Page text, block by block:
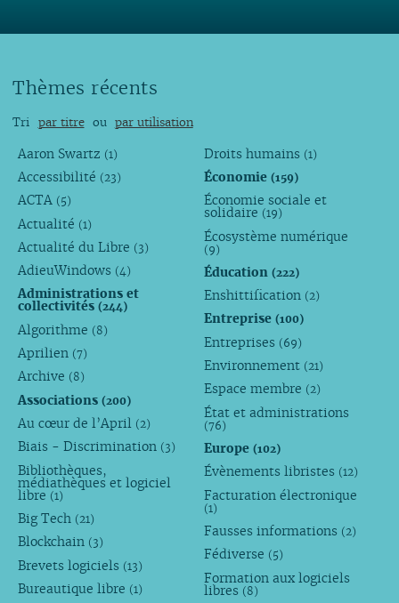
Thèmes récents
Tri par titre ou par utilisation
Aaron Swartz (1)
Accessibilité (23)
ACTA (5)
Actualité (1)
Actualité du Libre (3)
AdieuWindows (4)
Administrations et
collectivités (244)
Algorithme (8)
Aprilien (7)
Archive (8)
Associations (200)
Au cœur de l’April (2)
Biais - Discrimination (3)
Bibliothèques,
médiathèques et logiciel
libre (1)
Big Tech (21)
Blockchain (3)
Brevets logiciels (13)
Bureautique libre (1)
Droits humains (1)
Économie(159)
Économie sociale et
solidaire (19)
Écosystème numérique
(9)
Éducation(222)
Enshittification (2)
Entreprise(100)
Entreprises (69)
Environnement (21)
Espace membre (2)
État et administrations
(76)
Europe(102)
Évènements libristes (12)
Facturation électronique
(1)
Fausses informations (2)
Fédiverse (5)
Formation aux logiciels
libres (8)